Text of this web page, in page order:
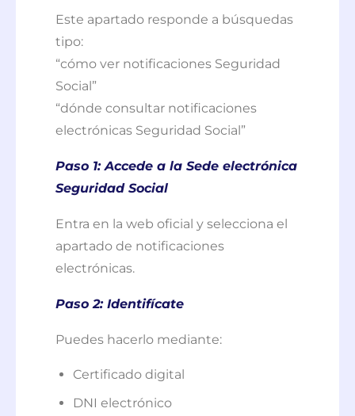
Este apartado responde a búsquedas
tipo:
“cómo ver notificaciones Seguridad
Social”
“dónde consultar notificaciones
electrónicas Seguridad Social”
Paso 1: Accede a la Sede electrónica
Seguridad Social
Entra en la web oficial y selecciona el
apartado de notificaciones
electrónicas.
Paso 2: Identifícate
Puedes hacerlo mediante:
Certificado digital
DNI electrónico